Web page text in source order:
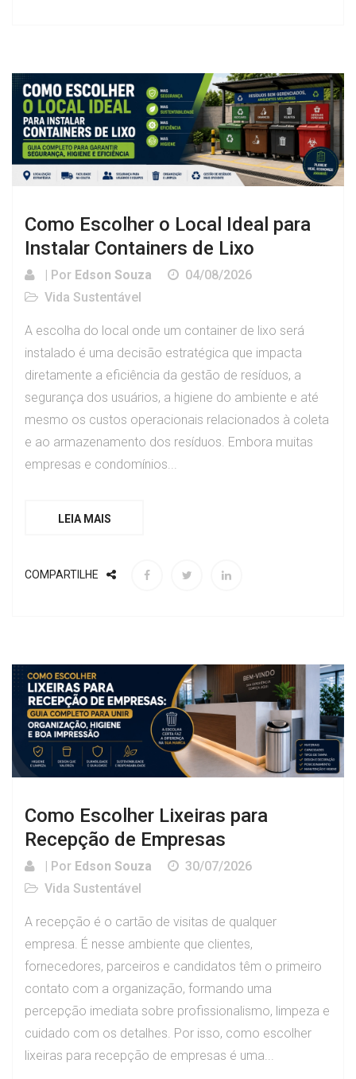
Como Escolher o Local Ideal para
Instalar Containers de Lixo
| Por Edson Souza
04/08/2026
Vida Sustentável
A escolha do local onde um container de lixo será
instalado é uma decisão estratégica que impacta
diretamente a eficiência da gestão de resíduos, a
segurança dos usuários, a higiene do ambiente e até
mesmo os custos operacionais relacionados à coleta
e ao armazenamento dos resíduos. Embora muitas
empresas e condomínios...
LEIA MAIS
COMPARTILHE
Como Escolher Lixeiras para
Recepção de Empresas
| Por Edson Souza
30/07/2026
Vida Sustentável
A recepção é o cartão de visitas de qualquer
empresa. É nesse ambiente que clientes,
fornecedores, parceiros e candidatos têm o primeiro
contato com a organização, formando uma
percepção imediata sobre profissionalismo, limpeza e
cuidado com os detalhes. Por isso, como escolher
lixeiras para recepção de empresas é uma...